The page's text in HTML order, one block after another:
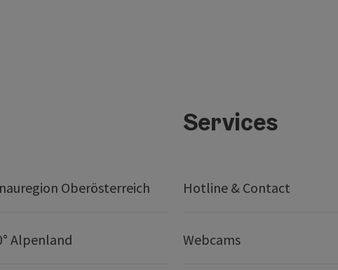
Oberösterreich
Alpenland
Services
Hotline & Contact
Webcams